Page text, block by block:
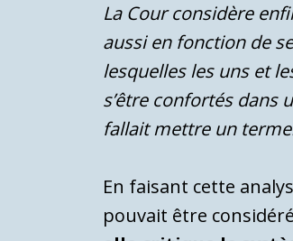
La Cour considère
aussi en fonction de
lesquelles les uns et
s’être confortés dans
fallait mettre un
En faisant cette
pouvait être